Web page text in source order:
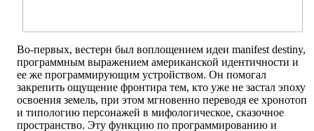
Во-первых, вестерн был воплощением идеи manifest destiny,
программным выражением американской идентичности и
ее же программирующим устройством. Он помогал
закрепить ощущение фронтира тем, кто уже не застал эпоху
освоения земель, при этом мгновенно переводя ее хронотоп
и типологию персонажей в мифологическое, сказочное
пространство. Эту функцию по программированию и